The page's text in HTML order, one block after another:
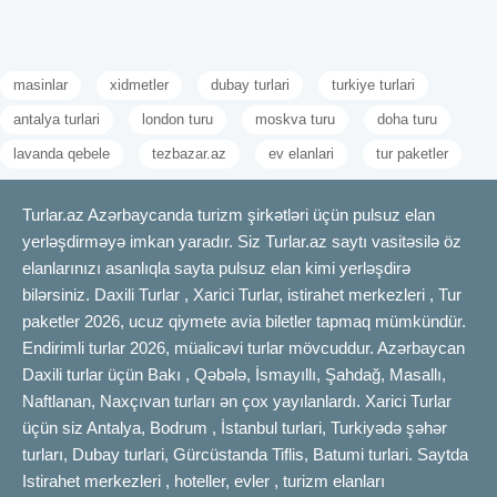
masinlar xidmetler dubay turlari turkiye turlari
antalya turlari london turu moskva turu doha turu
lavanda qebele tezbazar.az ev elanlari tur paketler
Turlar.az Azərbaycanda turizm şirkətləri üçün pulsuz elan
yerləşdirməyə imkan yaradır. Siz Turlar.az saytı vasitəsilə öz
elanlarınızı asanlıqla sayta pulsuz elan kimi yerləşdirə
bilərsiniz. Daxili Turlar , Xarici Turlar, istirahet merkezleri , Tur
paketler 2026, ucuz qiymete avia biletler tapmaq mümkündür.
Endirimli turlar 2026, müalicəvi turlar mövcuddur. Azərbaycan
Daxili turlar üçün Bakı , Qəbələ, İsmayıllı, Şahdağ, Masallı,
Naftlanan, Naxçıvan turları ən çox yayılanlardı. Xarici Turlar
üçün siz Antalya, Bodrum , İstanbul turlari, Turkiyədə şəhər
turları, Dubay turlari, Gürcüstanda Tiflis, Batumi turlari. Saytda
Istirahet merkezleri , hoteller, evler , turizm elanları